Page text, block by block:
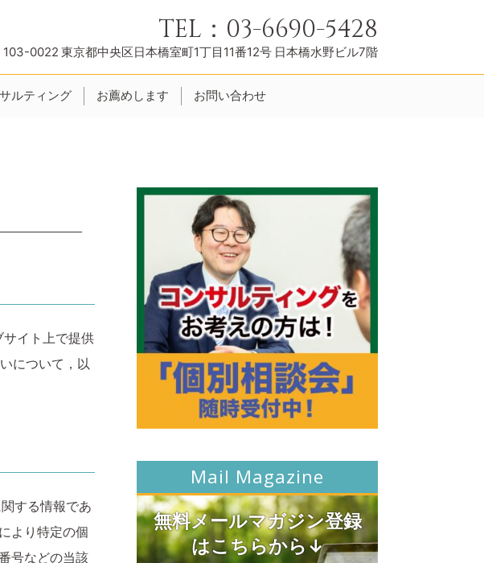
TEL：03-6690-5428
103-0022東京都中央区日本橋室町1丁目11番12号 日本橋水野ビル7階
ルティング お薦めします お問い合わせ
サイト上で提供
について，以
する情報であ
より特定の個
号などの当該
Mail Magazine
無料メールマガジン登録
はこちらから↓